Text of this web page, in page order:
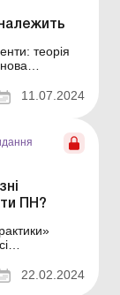
теорія
бути11.07.2024
ПН?
Під час
його
22.02.2024